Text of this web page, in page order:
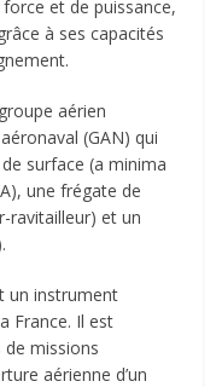
et de puissance,
à ses capacités
aérien
(GAN) qui
surface (a minima
une frégate de
ravitailleur) et un
un instrument
France. Il est
de missions
aérienne d’un